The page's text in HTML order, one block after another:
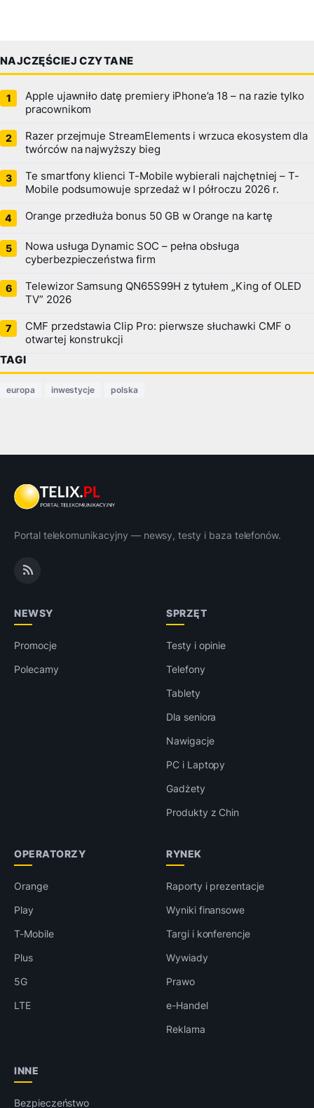
NAJCZĘŚCIEJ CZYTANE
Apple ujawniło datę premiery iPhone’a 18 – na razie tylko
pracownikom
Razer przejmuje StreamElements i wrzuca ekosystem dla
twórców na najwyższy bieg
Te smartfony klienci T-Mobile wybierali najchętniej – T-
Mobile podsumowuje sprzedaż w I półroczu 2026 r.
Orange przedłuża bonus 50 GB w Orange na kartę
Nowa usługa Dynamic SOC – pełna obsługa
cyberbezpieczeństwa firm
Telewizor Samsung QN65S99H z tytułem „King of OLED
TV” 2026
CMF przedstawia Clip Pro: pierwsze słuchawki CMF o
otwartej konstrukcji
TAGI
europa inwestycje polska
Portal telekomunikacyjny — newsy, testy i baza telefonów.
NEWSY
Promocje
Polecamy
SPRZĘT
Testy i opinie
Telefony
Tablety
Dla seniora
Nawigacje
PC i Laptopy
Gadżety
Produkty z Chin
OPERATORZY
Orange
Play
T-Mobile
Plus
5G
LTE
RYNEK
Raporty i prezentacje
Wyniki finansowe
Targi i konferencje
Wywiady
Prawo
e-Handel
Reklama
INNE
Bezpieczeństwo